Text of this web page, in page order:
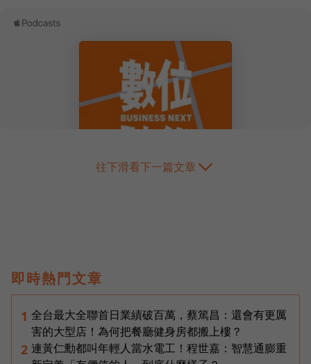
往下滑看下一篇文章
即時熱門文章
1 全台最大全聯首日業績破百萬，蔡篤昌：還會有更厲
害的大型店！為何把餐廳健身房都搬上樓？
2 連黃仁勳都叫年輕人當水電工！程世嘉：智慧通膨重